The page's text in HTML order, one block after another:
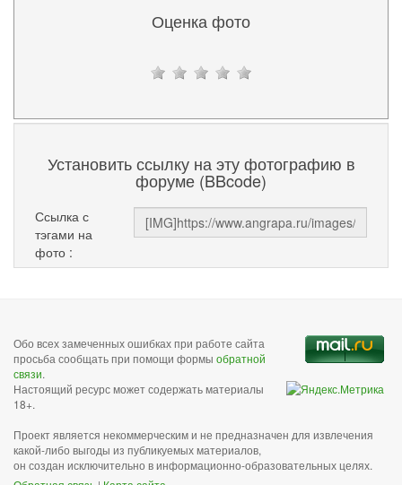
Оценка фото
Установить ссылку на эту фотографию в
форуме (BBcode)
Ссылка с
тэгами на
фото :
Обо всех замеченных ошибках при работе сайта
просьба сообщать при помощи формы обратной
связи.
Настоящий ресурс может содержать материалы
18+.
Проект является некоммерческим и не предназначен для извлечения
какой-либо выгоды из публикуемых материалов,
он создан исключительно в информационно-образовательных целях.